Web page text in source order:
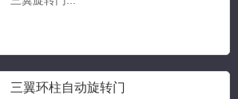
三翼环柱自动旋转门